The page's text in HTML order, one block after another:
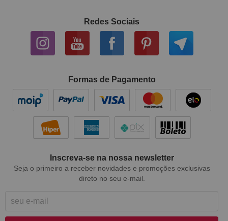
Redes Sociais
Formas de Pagamento
Inscreva-se na nossa newsletter
Seja o primeiro a receber novidades e promoções exclusivas
direto no seu e-mail.